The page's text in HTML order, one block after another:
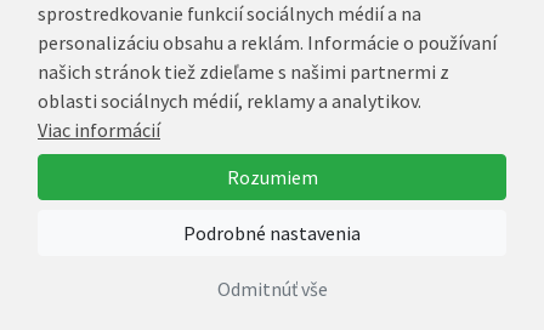
Reklamačná adresa
Andrea Votavová
Revoluční 1017
290 01 Poděbrady
Česká republika
VytvorilMarek Kebza
sprostredkovanie funkcií sociálnych médií a na
personalizáciu obsahu a reklám. Informácie o používaní
našich stránok tiež zdieľame s našimi partnermi z
oblasti sociálnych médií, reklamy a analytikov.
Viac informácií
Rozumiem
Podrobné nastavenia
Odmitnúť vše